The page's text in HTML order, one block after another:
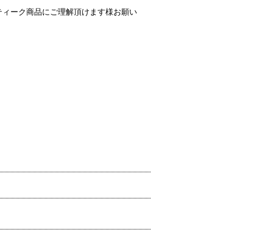
ーク商品にご理解頂けます様お願い